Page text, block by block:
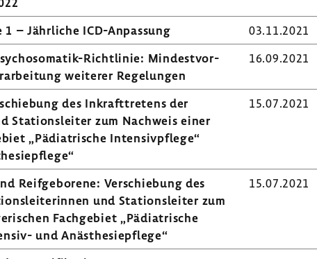
– Jähr­liche ICD-​Anpassung
03.11.2021
​Richtlinie: Mindest­vor­
weiterer Rege­lungen
16.09.2021
des Inkraft­tre­tens der
Stati­ons­leiter zum Nach­weis einer
„Pädia­tri­sche Inten­siv­pflege“
15.07.2021
Reif­ge­bo­rene: Verschie­bung des
und Stati­ons­leiter zum
Fach­ge­biet „Pädia­tri­sche
und Anäs­the­sie­pflege“
15.07.2021